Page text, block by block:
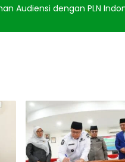
Audiensi dengan PLN